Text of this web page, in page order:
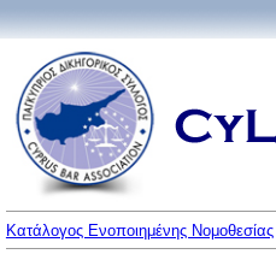
Κατάλογος Ενοποιημένης Νομοθεσίας